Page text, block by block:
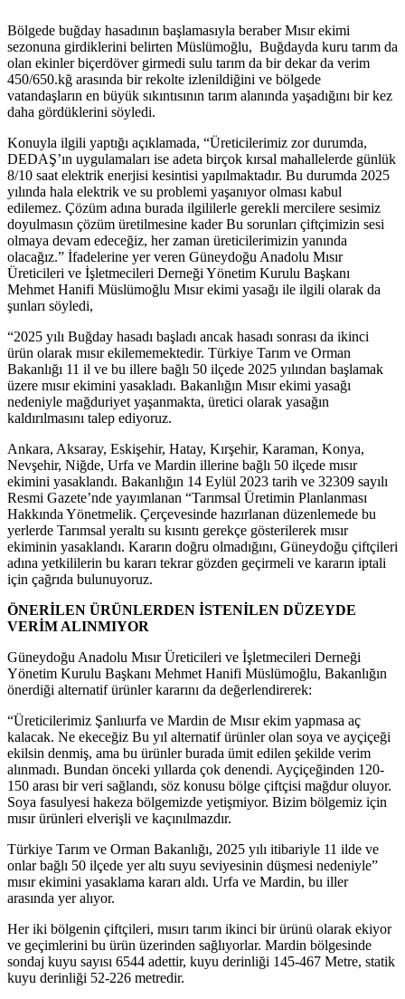
Bölgede buğday hasadının başlamasıyla beraber Mısır ekimi
sezonuna girdiklerini belirten Müslümoğlu, Buğdayda kuru tarım da
olan ekinler biçerdöver girmedi sulu tarım da bir dekar da verim
450/650.kğ arasında bir rekolte izlenildiğini ve bölgede
vatandaşların en büyük sıkıntısının tarım alanında yaşadığını bir kez
daha gördüklerini söyledi.
Konuyla ilgili yaptığı açıklamada, “Üreticilerimiz zor durumda,
DEDAŞ’ın uygulamaları ise adeta birçok kırsal mahallelerde günlük
8/10 saat elektrik enerjisi kesintisi yapılmaktadır. Bu durumda 2025
yılında hala elektrik ve su problemi yaşanıyor olması kabul
edilemez. Çözüm adına burada ilgililerle gerekli mercilere sesimiz
doyulmasın çözüm üretilmesine kader Bu sorunları çiftçimizin sesi
olmaya devam edeceğiz, her zaman üreticilerimizin yanında
olacağız.” İfadelerine yer veren Güneydoğu Anadolu Mısır
Üreticileri ve İşletmecileri Derneği Yönetim Kurulu Başkanı
Mehmet Hanifi Müslümoğlu Mısır ekimi yasağı ile ilgili olarak da
şunları söyledi,
“2025 yılı Buğday hasadı başladı ancak hasadı sonrası da ikinci
ürün olarak mısır ekilememektedir. Türkiye Tarım ve Orman
Bakanlığı 11 il ve bu illere bağlı 50 ilçede 2025 yılından başlamak
üzere mısır ekimini yasakladı. Bakanlığın Mısır ekimi yasağı
nedeniyle mağduriyet yaşanmakta, üretici olarak yasağın
kaldırılmasını talep ediyoruz.
Ankara, Aksaray, Eskişehir, Hatay, Kırşehir, Karaman, Konya,
Nevşehir, Niğde, Urfa ve Mardin illerine bağlı 50 ilçede mısır
ekimini yasaklandı. Bakanlığın 14 Eylül 2023 tarih ve 32309 sayılı
Resmi Gazete’nde yayımlanan “Tarımsal Üretimin Planlanması
Hakkında Yönetmelik. Çerçevesinde hazırlanan düzenlemede bu
yerlerde Tarımsal yeraltı su kısıntı gerekçe gösterilerek mısır
ekiminin yasaklandı. Kararın doğru olmadığını, Güneydoğu çiftçileri
adına yetkililerin bu kararı tekrar gözden geçirmeli ve kararın iptali
için çağrıda bulunuyoruz.
ÖNERİLEN ÜRÜNLERDEN İSTENİLEN DÜZEYDE
VERİM ALINMIYOR
Güneydoğu Anadolu Mısır Üreticileri ve İşletmecileri Derneği
Yönetim Kurulu Başkanı Mehmet Hanifi Müslümoğlu, Bakanlığın
önerdiği alternatif ürünler kararını da değerlendirerek:
“Üreticilerimiz Şanlıurfa ve Mardin de Mısır ekim yapmasa aç
kalacak. Ne ekeceğiz Bu yıl alternatif ürünler olan soya ve ayçiçeği
ekilsin denmiş, ama bu ürünler burada ümit edilen şekilde verim
alınmadı. Bundan önceki yıllarda çok denendi. Ayçiçeğinden 120-
150 arası bir veri sağlandı, söz konusu bölge çiftçisi mağdur oluyor.
Soya fasulyesi hakeza bölgemizde yetişmiyor. Bizim bölgemiz için
mısır ürünleri elverişli ve kaçınılmazdır.
Türkiye Tarım ve Orman Bakanlığı, 2025 yılı itibariyle 11 ilde ve
onlar bağlı 50 ilçede yer altı suyu seviyesinin düşmesi nedeniyle”
mısır ekimini yasaklama kararı aldı. Urfa ve Mardin, bu iller
arasında yer alıyor.
Her iki bölgenin çiftçileri, mısırı tarım ikinci bir ürünü olarak ekiyor
ve geçimlerini bu ürün üzerinden sağlıyorlar. Mardin bölgesinde
sondaj kuyu sayısı 6544 adettir, kuyu derinliği 145-467 Metre, statik
kuyu derinliği 52-226 metredir.